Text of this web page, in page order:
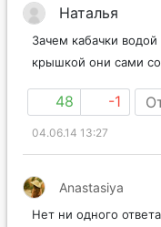
Наталья
Зачем кабачки
крышкой они сами
48 -1
04.06.14 13:27
Anastasiya
Нет ни одного